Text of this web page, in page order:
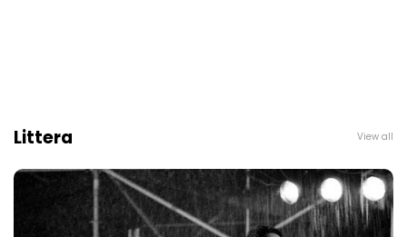
Littera View all